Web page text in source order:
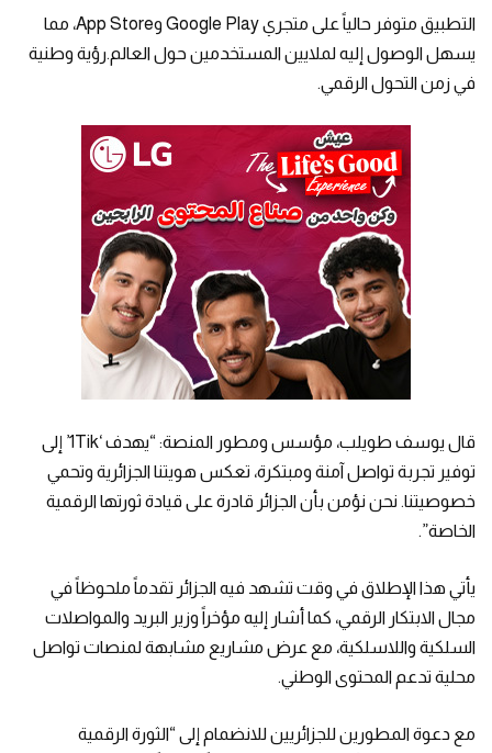
التطبيق متوفر حالياً على متجري Google Play وApp Store، مما
يسهل الوصول إليه لملايين المستخدمين حول العالم.رؤية وطنية
في زمن التحول الرقمي.
قال يوسف طويلب، مؤسس ومطور المنصة: “يهدف ‘1Tik’ إلى
توفير تجربة تواصل آمنة ومبتكرة، تعكس هويتنا الجزائرية وتحمي
خصوصيتنا. نحن نؤمن بأن الجزائر قادرة على قيادة ثورتها الرقمية
الخاصة”.
يأتي هذا الإطلاق في وقت تشهد فيه الجزائر تقدماً ملحوظاً في
مجال الابتكار الرقمي، كما أشار إليه مؤخراً وزير البريد والمواصلات
السلكية واللاسلكية، مع عرض مشاريع مشابهة لمنصات تواصل
محلية تدعم المحتوى الوطني.
مع دعوة المطورين للجزائريين للانضمام إلى “الثورة الرقمية